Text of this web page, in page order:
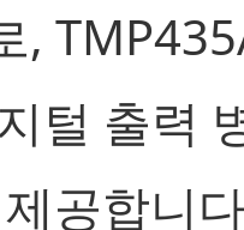
,
털 출력
공합니